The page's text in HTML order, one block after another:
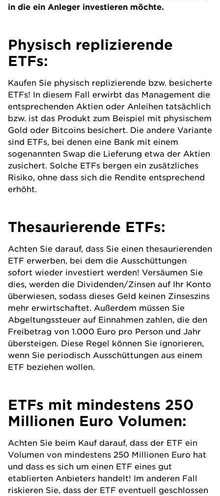
in die ein Anleger investieren möchte.
Physisch replizierende
ETFs:
Kaufen Sie physisch replizierende bzw. besicherte
ETFs! In diesem Fall erwirbt das Management die
entsprechenden Aktien oder Anleihen tatsächlich
bzw. ist das Produkt zum Beispiel mit physischem
Gold oder Bitcoins besichert. Die andere Variante
sind ETFs, bei denen eine Bank mit einem
sogenannten Swap die Lieferung etwa der Aktien
zusichert. Solche ETFs bergen ein zusätzliches
Risiko, ohne dass sich die Rendite entsprechend
erhöht.
Thesaurierende ETFs:
Achten Sie darauf, dass Sie einen thesaurierenden
ETF erwerben, bei dem die Ausschüttungen
sofort wieder investiert werden! Versäumen Sie
dies, werden die Dividenden/Zinsen auf Ihr Konto
überwiesen, sodass dieses Geld keinen Zinseszins
mehr erwirtschaftet. Außerdem müssen Sie
Abgeltungssteuer auf Einnahmen zahlen, die den
Freibetrag von 1.000 Euro pro Person und Jahr
übersteigen. Diese Regel können Sie ignorieren,
wenn Sie periodisch Ausschüttungen aus einem
ETF beziehen wollen.
ETFs mit mindestens 250
Millionen Euro Volumen:
Achten Sie beim Kauf darauf, dass der ETF ein
Volumen von mindestens 250 Millionen Euro hat
und dass es sich um einen ETF eines gut
etablierten Anbieters handelt! Im anderen Fall
riskieren Sie, dass der ETF eventuell geschlossen